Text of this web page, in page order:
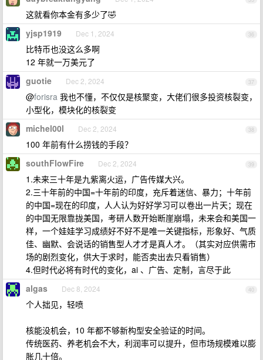
这就看你本金有多少了🤣
36
yjsp1919 Dec 1, 2024
比特币也没这么多啊
12 年就一万美元了
37
guotie Dec 2, 2024
@forisra 我也不懂，不仅仅是核聚变，大佬们很多投资核裂变，
小型化，模块化的核裂变
38
michel00l Dec 2, 2024
100 年前有什么捞钱的手段？
39
southFlowFire Dec 2, 2024
1.未来三十年是九紫离火运，广告传媒大兴。
2.三十年前的中国=十年前的印度，充斥着迷信、暴力；十年前
的中国=现在的印度，人人认为好好学习可以卷出一片天；现在
的中国无限靠拢美国，考研人数开始断崖崩塌，未来会和美国一
样，一个娃娃学习成绩好不好不是唯一关键指标，形象好、气质
佳、幽默、会说话的销售型人才才是真人才。（其实对应供需市
场的剧烈变化，供大于求时，能否卖出去只看销售）
4.但时代必将有时代的变化，ai 、广告、定制，言尽于此
40
algas Dec 8, 2024
个人拙见，轻喷
核能没机会，10 年都不够新构型安全验证的时间。
传统医药、养老机会不大，利润率可以提升，但市场规模难以膨
胀几十倍。